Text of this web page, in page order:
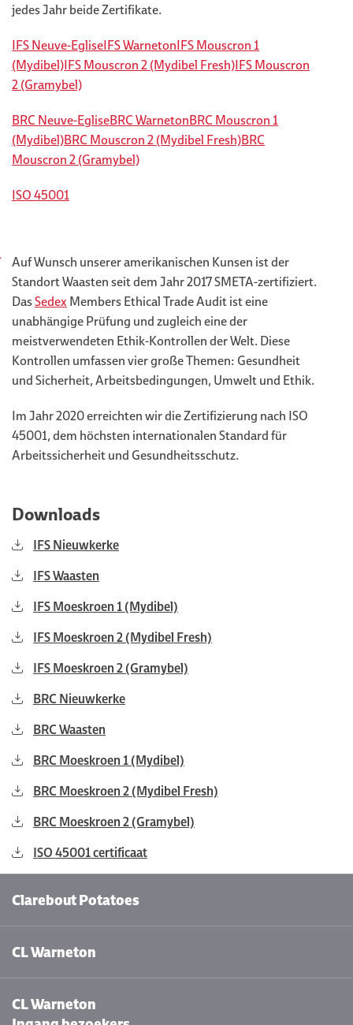
jedes Jahr beide Zertifikate.
IFS Neuve-EgliseIFS WarnetonIFS Mouscron 1
(Mydibel)IFS Mouscron 2 (Mydibel Fresh)IFS Mouscron
2 (Gramybel)
BRC Neuve-EgliseBRC WarnetonBRC Mouscron 1
(Mydibel)BRC Mouscron 2 (Mydibel Fresh)BRC
Mouscron 2 (Gramybel)
ISO 45001
Auf Wunsch unserer amerikanischen Kunsen ist der
Standort Waasten seit dem Jahr 2017 SMETA-zertifiziert.
DasSedex Members Ethical Trade Audit ist eine
unabhängige Prüfung und zugleich eine der
meistverwendeten Ethik-Kontrollen der Welt. Diese
Kontrollen umfassen vier große Themen: Gesundheit
und Sicherheit, Arbeitsbedingungen, Umwelt und Ethik.
Im Jahr 2020 erreichten wir die Zertifizierung nach ISO
45001, dem höchsten internationalen Standard für
Arbeitssicherheit und Gesundheitsschutz.
Downloads
IFS Nieuwkerke
IFS Waasten
IFS Moeskroen 1 (Mydibel)
IFS Moeskroen 2 (Mydibel Fresh)
IFS Moeskroen 2 (Gramybel)
BRC Nieuwkerke
BRC Waasten
BRC Moeskroen 1 (Mydibel)
BRC Moeskroen 2 (Mydibel Fresh)
BRC Moeskroen 2 (Gramybel)
ISO 45001 certificaat
Clarebout Potatoes
CL Warneton
CL Warneton